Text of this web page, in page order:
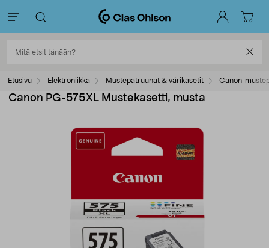
Etusivu Elektroniikka Mustepatruunat & värikasetit Canon-
Canon PG-575XL Mustekasetti, musta